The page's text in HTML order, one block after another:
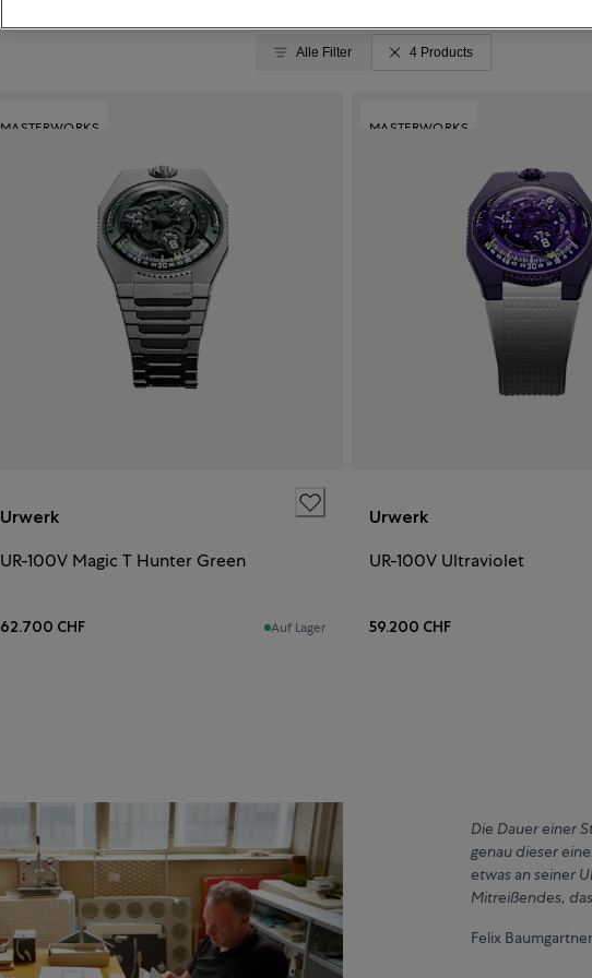
Alle Filter 4 Products
MASTERWORKS
Urwerk
UR-100V Magic T Hunter Green
62.700 CHF Auf Lager
MASTERWORKS
Urwerk
UR-100V Ultraviolet
59.200 CHF
Die Dauer einer
genau dieser
etwas an seiner
Mitreißendes,
Felix